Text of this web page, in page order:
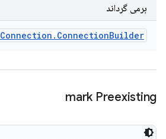
برمی گرداند
Connection . ConnectionBuilder
mark Preexisting